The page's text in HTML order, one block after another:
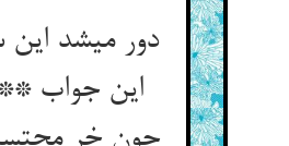
دور می‏شد این
این جواب **